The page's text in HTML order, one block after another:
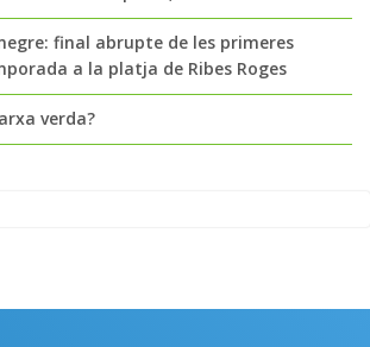
final abrupte de les primeres
a la platja de Ribes Roges
verda?